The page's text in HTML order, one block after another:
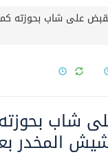
على شاب بحوزته
شاب
المخدر